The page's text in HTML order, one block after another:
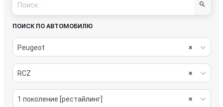
ПОИСК ПО АВТОМОБИЛЮ
×
Peugeot
×
RCZ
×
1 поколение [рестайлинг]